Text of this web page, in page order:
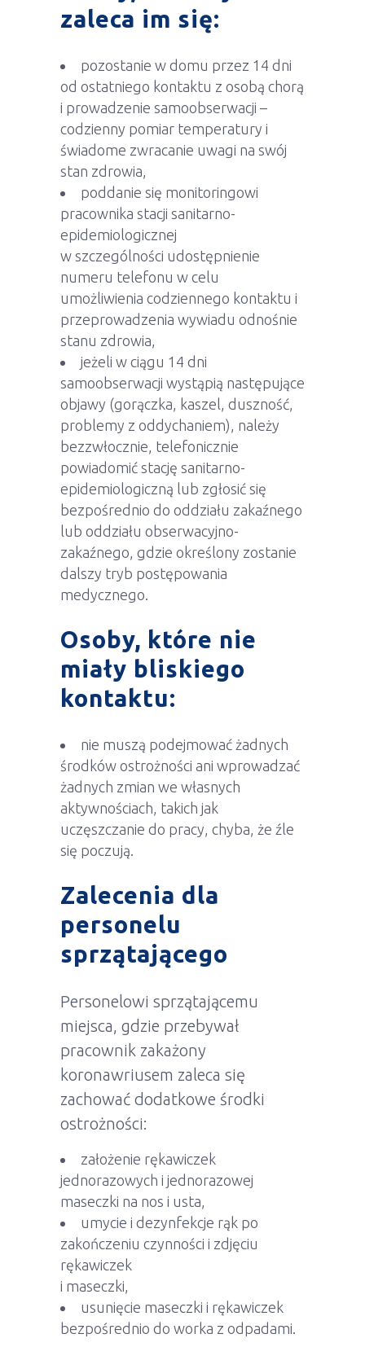
zaleca im się:
pozostanie w domu przez 14 dni
od ostatniego kontaktu z osobą chorą
i prowadzenie samoobserwacji –
codzienny pomiar temperatury i
świadome zwracanie uwagi na swój
stan zdrowia,
poddanie się monitoringowi
pracownika stacji sanitarno-
epidemiologicznej
w szczególności udostępnienie
numeru telefonu w celu
umożliwienia codziennego kontaktu i
przeprowadzenia wywiadu odnośnie
stanu zdrowia,
jeżeli w ciągu 14 dni
samoobserwacji wystąpią następujące
objawy (gorączka, kaszel, duszność,
problemy z oddychaniem), należy
bezzwłocznie, telefonicznie
powiadomić stację sanitarno-
epidemiologiczną lub zgłosić się
bezpośrednio do oddziału zakaźnego
lub oddziału obserwacyjno-
zakaźnego, gdzie określony zostanie
dalszy tryb postępowania
medycznego.
Osoby, które nie
miały bliskiego
kontaktu:
nie muszą podejmować żadnych
środków ostrożności ani wprowadzać
żadnych zmian we własnych
aktywnościach, takich jak
uczęszczanie do pracy, chyba, że źle
się poczują.
Zalecenia dla
personelu
sprzątającego
Personelowi sprzątającemu
miejsca, gdzie przebywał
pracownik zakażony
koronawriusem zaleca się
zachować dodatkowe środki
ostrożności:
założenie rękawiczek
jednorazowych i jednorazowej
maseczki na nos i usta,
umycie i dezynfekcje rąk po
zakończeniu czynności i zdjęciu
rękawiczek
i maseczki,
usunięcie maseczki i rękawiczek
bezpośrednio do worka z odpadami.